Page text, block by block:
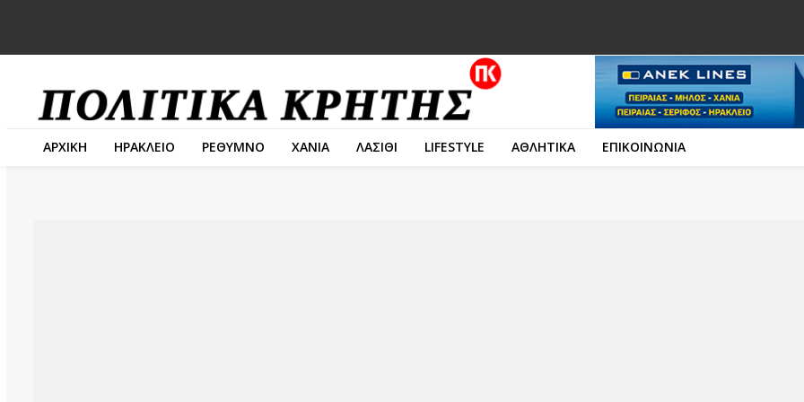
ΑΡΧΙΚΗ ΗΡΑΚΛΕΙΟ ΡΕΘΥΜΝΟ ΧΑΝΙΑ ΛΑΣΙΘΙ LIFESTYLE ΑΘΛΗΤΙΚΑ ΕΠΙΚΟΙΝΩΝΙΑ